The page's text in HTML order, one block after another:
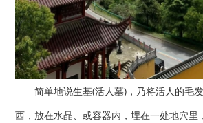
简单地说生基(活人墓)，乃将活人的毛
西，放在水晶、或容器内，埋在一处地穴里